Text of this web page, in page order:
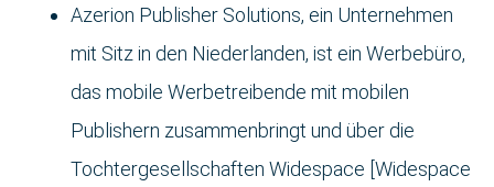
Azerion Publisher Solutions, ein Unternehmen
mit Sitz in den Niederlanden, ist ein Werbebüro,
das mobile Werbetreibende mit mobilen
Publishern zusammenbringt und über die
Tochtergesellschaften Widespace [Widespace